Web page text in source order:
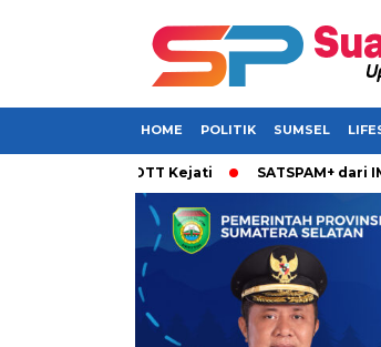
HOME POLITIK SUMSEL
SATSPAM+ dari IM3